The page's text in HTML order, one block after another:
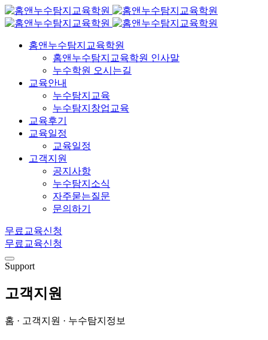
홈앤누수탐지교육학원
홈앤누수탐지교육학원 인사말
누수학원 오시는길
교육안내
누수탐지교육
누수탐지창업교육
교육후기
교육일정
교육일정
고객지원
공지사항
누수탐지소식
자주묻는질문
문의하기
무료교육신청
무료교육신청
Support
고객지원
홈 · 고객지원 · 누수탐지정보